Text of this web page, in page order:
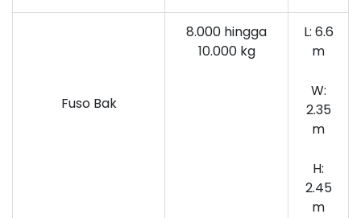
Fuso Bak
8.000 hingga
10.000kg
L: 6.6
m
W:
2.35
m
H:
2.45
m